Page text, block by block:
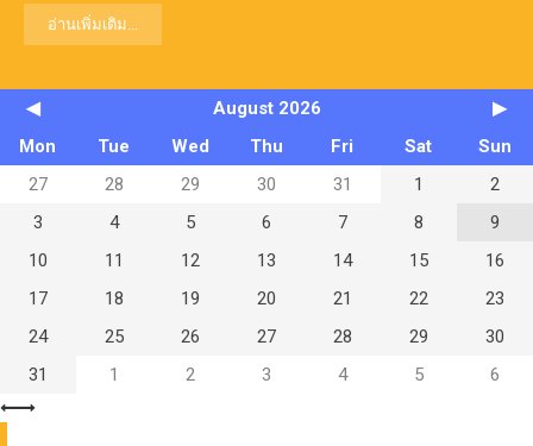
อ่านเพิ่มเติม...
◀ August 2026
▶
Mon
Tue Wed Thu Fri Sat
Sun
27
28 29 30 31 1
2
3
4 5 6 7 8
9
10
11 12 13 14 15
16
17
18 19 20 21 22
23
24
25 26 27 28 29
30
31
1 2 3 4 5 6